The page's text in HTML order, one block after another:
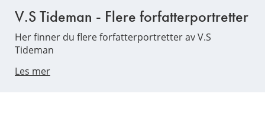
V.S Tideman - Flere forfatterportretter
Her finner du flere forfatterportretter av V.S
Tideman
Les mer